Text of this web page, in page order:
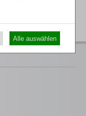
Alle auswählen